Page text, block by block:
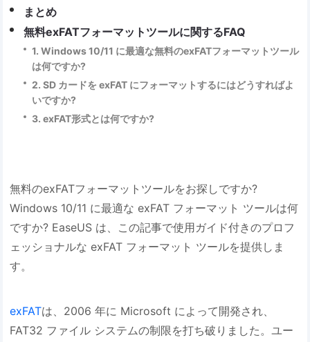
まとめ
無料exFATフォーマットツールに関するFAQ
1. Windows 10/11 に最適な無料のexFATフォーマットツール
は何ですか?
2. SD カードを exFAT にフォーマットするにはどうすればよ
いですか?
3. exFAT形式とは何ですか?
無料のexFATフォーマットツールをお探しですか?
Windows 10/11 に最適な exFAT フォーマット ツールは何
ですか? EaseUS は、この記事で使用ガイド付きのプロフ
ェッショナルな exFAT フォーマット ツールを提供しま
す。
exFATは、2006 年に Microsoft によって開発され、
FAT32 ファイル システムの制限を打ち破りました。ユー